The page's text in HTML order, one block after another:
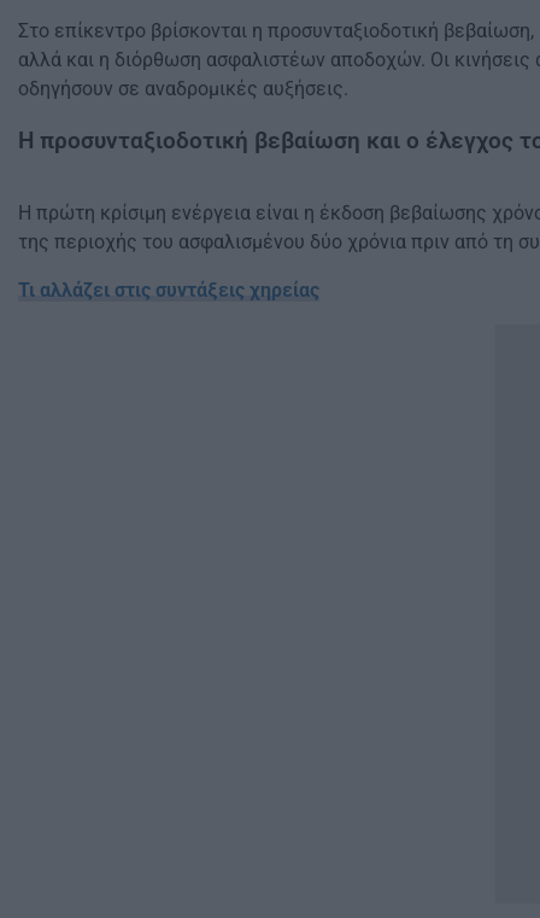
Στο επίκεντρο βρίσκονται η προσυνταξιοδοτική
αλλά και η διόρθωση ασφαλιστέων αποδοχών. Οι
οδηγήσουν σε αναδρομικές αυξήσεις.
Η προσυνταξιοδοτική βεβαίωση και ο έλεγχος
Η πρώτη κρίσιμη ενέργεια είναι η έκδοση βεβαίωσης
της περιοχής του ασφαλισμένου δύο χρόνια πριν από τη
Τι αλλάζει στις συντάξεις χηρείας